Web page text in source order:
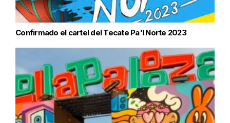
Confirmado el cartel del Tecate Pa'l Norte 2023